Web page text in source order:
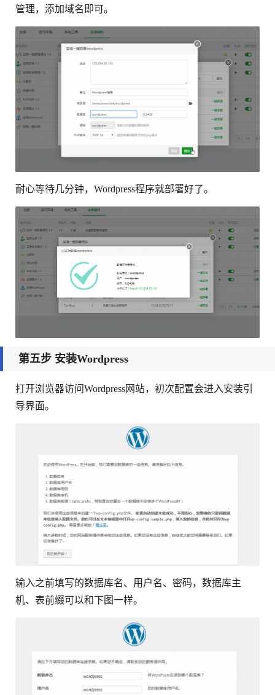
管理，添加域名即可。
耐心等待几分钟，Wordpress程序就部署好了。
第五步 安装Wordpress
打开浏览器访问Wordpress网站，初次配置会进入安装引
导界面。
输入之前填写的数据库名、用户名、密码，数据库主
机、表前缀可以和下图一样。